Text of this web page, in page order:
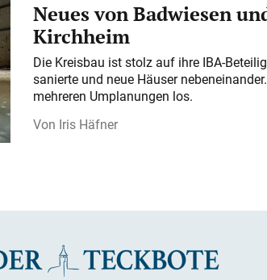
Neues von Badwiesen
Kirchheim
Die Kreisbau ist stolz auf ihre IBA-
sanierte und neue Häuser
mehreren Umplanungen los.
Iris Häfner